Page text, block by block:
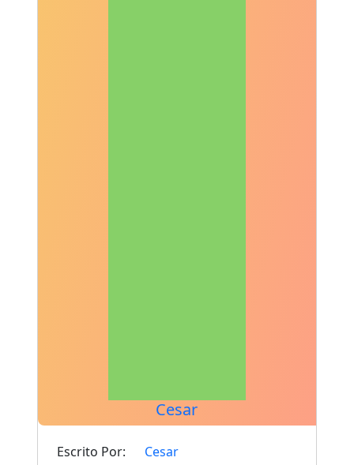
Cesar
Escrito Por: Cesar